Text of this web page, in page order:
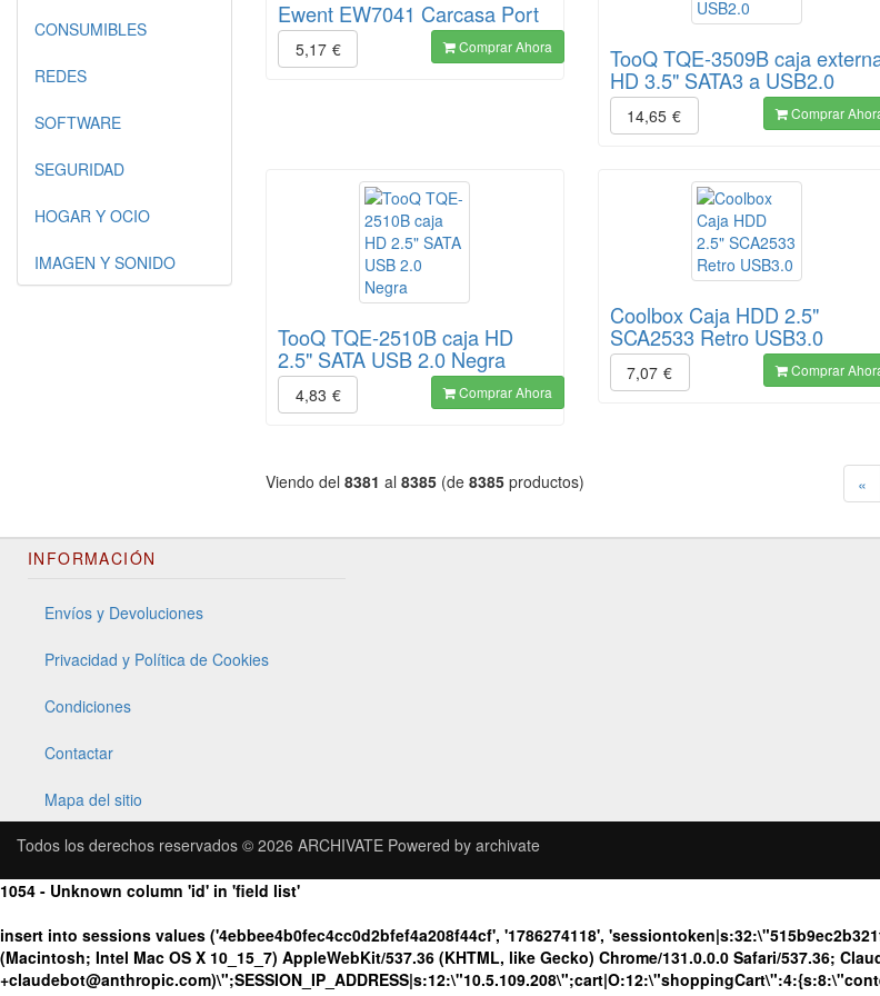
Ewent EW7041 Carcasa Port
5,17 € Comprar Ahora TooQ TQE-3509B caja
HD 3.5" SATA3 a USB2.0
14,65 € Comprar
TooQ TQE-2510B caja HD
2.5" SATA USB 2.0 Negra
4,83 € Comprar Ahora
Coolbox Caja HDD 2.5"
SCA2533 Retro USB3.0
7,07 € Comprar
Viendo del 8381 al 8385 (de 8385 productos) «
CONSUMIBLES
REDES
SOFTWARE
SEGURIDAD
HOGAR Y OCIO
IMAGEN Y SONIDO
INFORMACIÓN
Envíos y Devoluciones
Privacidad y Política de Cookies
Condiciones
Contactar
Mapa del sitio
Todos los derechos reservados © 2026 ARCHIVATE Powered by archivate
1054 - Unknown column 'id' in 'field list'
insert into sessions values ('4ebbee4b0fec4cc0d2bfef4a208f44cf', '1786274118',
(Macintosh; Intel Mac OS X 10_15_7) AppleWebKit/537.36 (KHTML, like Gecko) Chrome/131.0.0.0 Safari/537.36;